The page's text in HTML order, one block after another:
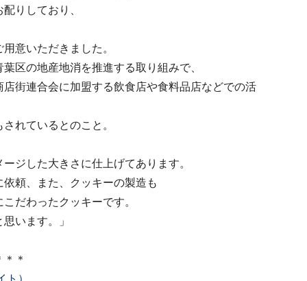
りしており、
意いただきました。
区の地産地消を推進する取り組みで、
街連合会に加盟する飲食店や食料品店などでの活
れているとのこと。
ジした大きさに仕上げてあります。
頼、また、クッキーの製造も
だわったクッキーです。
います。」
＊
）